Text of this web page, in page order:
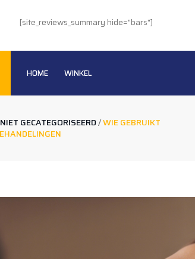
[site_reviews_summary hide="bars"]
HOME WINKEL
NIET GECATEGORISEERD/WIE GEBRUIKT